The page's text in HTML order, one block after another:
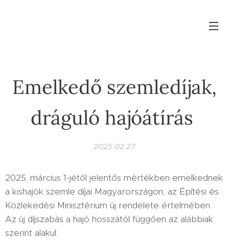
Emelkedő szemledíjak,
dráguló hajóátírás
2025.02.27
2025. március 1-jétől jelentős mértékben emelkednek
a kishajók szemle díjai Magyarországon, az Építési és
Közlekedési Minisztérium új rendelete értelmében.
Az új díjszabás a hajó hosszától függően az alábbiak
szerint alakul: